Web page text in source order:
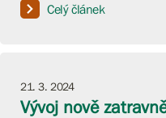
Celý článek
21. 3. 2024
Vývoj nově